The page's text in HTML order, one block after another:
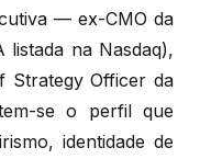
— ex-CMO da
listada na Nasdaq),
Strategy Officer da
se o perfil que
identidade de